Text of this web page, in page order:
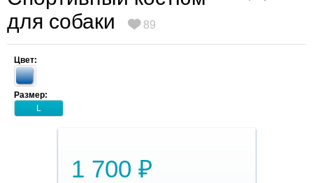
для собаки
89
Цвет:
Размер:
L
1 700 ₽